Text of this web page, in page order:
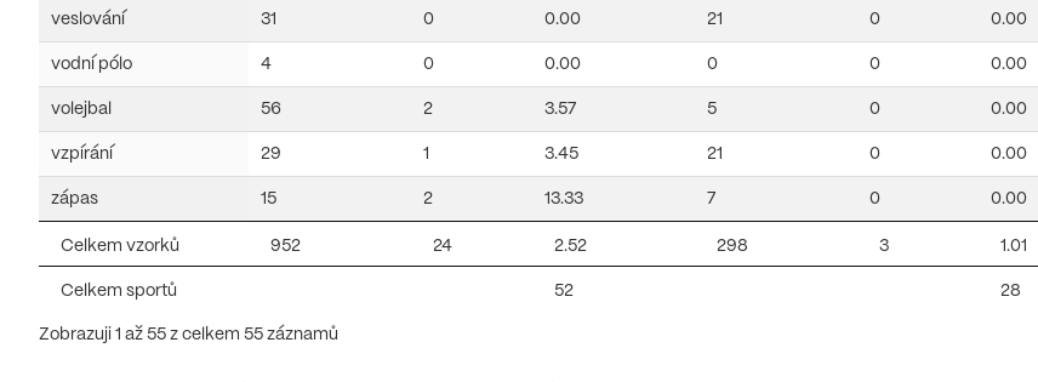
veslování 31 0 0.00 21 0 0.00
vodní pólo 4 0 0.00 0 0 0.00
volejbal 56 2 3.57 5 0 0.00
vzpírání 29 1 3.45 21 0 0.00
zápas 15 2 13.33 7 0 0.00
Celkem vzorků 952 24 2.52 298 3 1.01
Celkem sportů 52 28
Zobrazuji 1 až 55 z celkem 55 záznamů